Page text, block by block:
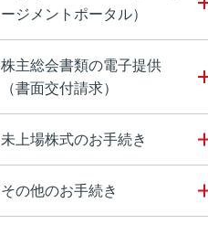
ージメントポータル）
株主総会書類の電子提供
（書面交付請求）
未上場株式のお手続き
その他のお手続き